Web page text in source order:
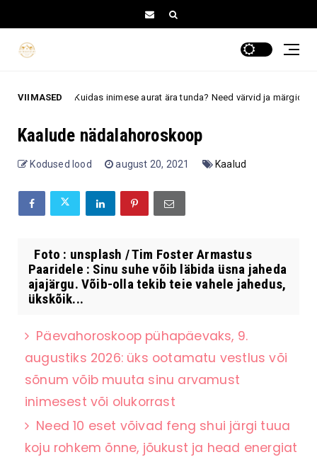
VIIMASED
aura Kuidas inimese aurat ära tunda? Need värvid ja märgid võivad
Kaalude nädalahoroskoop
Kodused lood august 20, 2021 Kaalud
Foto : unsplash / Tim Foster Armastus
Paaridele : Sinu suhe võib läbida üsna jaheda
ajajärgu. Võib-olla tekib teie vahele jahedus,
ükskõik...
Päevahoroskoop pühapäevaks, 9.
augustiks 2026: üks ootamatu vestlus või
sõnum võib muuta sinu arvamust
inimesest või olukorrast
Need 10 eset võivad feng shui järgi tuua
koju rohkem õnne, jõukust ja head energiat